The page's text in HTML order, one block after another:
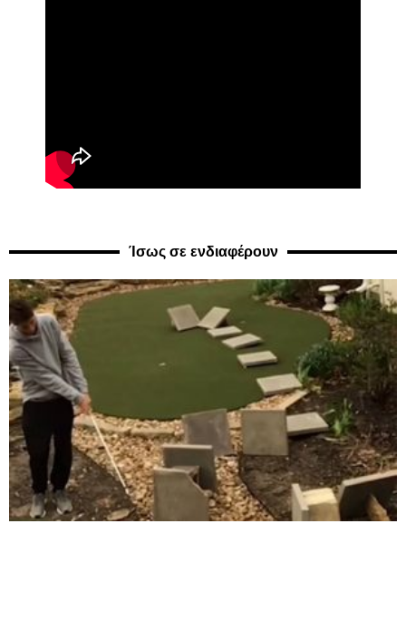
Ίσως σε ενδιαφέρουν